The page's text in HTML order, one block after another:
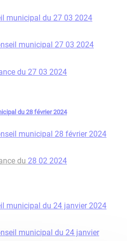
municipal du 27 03 2024
municipal 27 03 2024
du 27 03 2024
du 28 février 2024
municipal 28 février 2024
du 28 02 2024
municipal du 24 janvier 2024
municipal du 24 janvier